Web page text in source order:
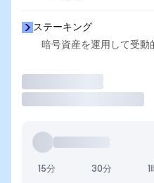
ステーキング
暗号資産を運用して受動
15分 30分 1